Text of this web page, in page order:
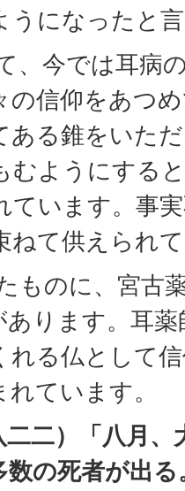
うになったと
、今では耳病
の信仰をあつ
ある錐をいた
むようにする
ています。事
ねて供えられ
ものに、宮古
あります。耳
れる仏として
ています。
二）「八月、
の死者が出